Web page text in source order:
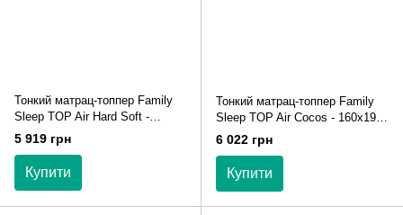
Тонкий матрац-топпер Family
Sleep TOP Air Hard Soft -
160х190 см
5 919 грн
Купити
Тонкий матрац-топпер Family
Sleep TOP Air Cocos - 160х190
см
6 022 грн
Купити